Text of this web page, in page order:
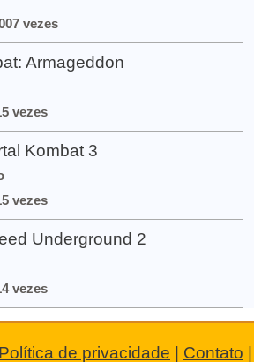
vezes
Armageddon
vezes
Kombat 3
vezes
Underground 2
vezes
Política de privacidade | Contato |